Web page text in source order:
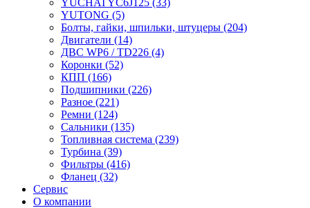
YUCHAI YC6J125 (33)
YUTONG (5)
Болты, гайки, шпильки, штуцеры (204)
Двигатели (14)
ДВС WP6 / TD226 (4)
Коронки (52)
КПП (166)
Подшипники (226)
Разное (221)
Ремни (124)
Сальники (135)
Топливная система (239)
Турбина (39)
Фильтры (416)
Фланец (32)
Сервис
О компании